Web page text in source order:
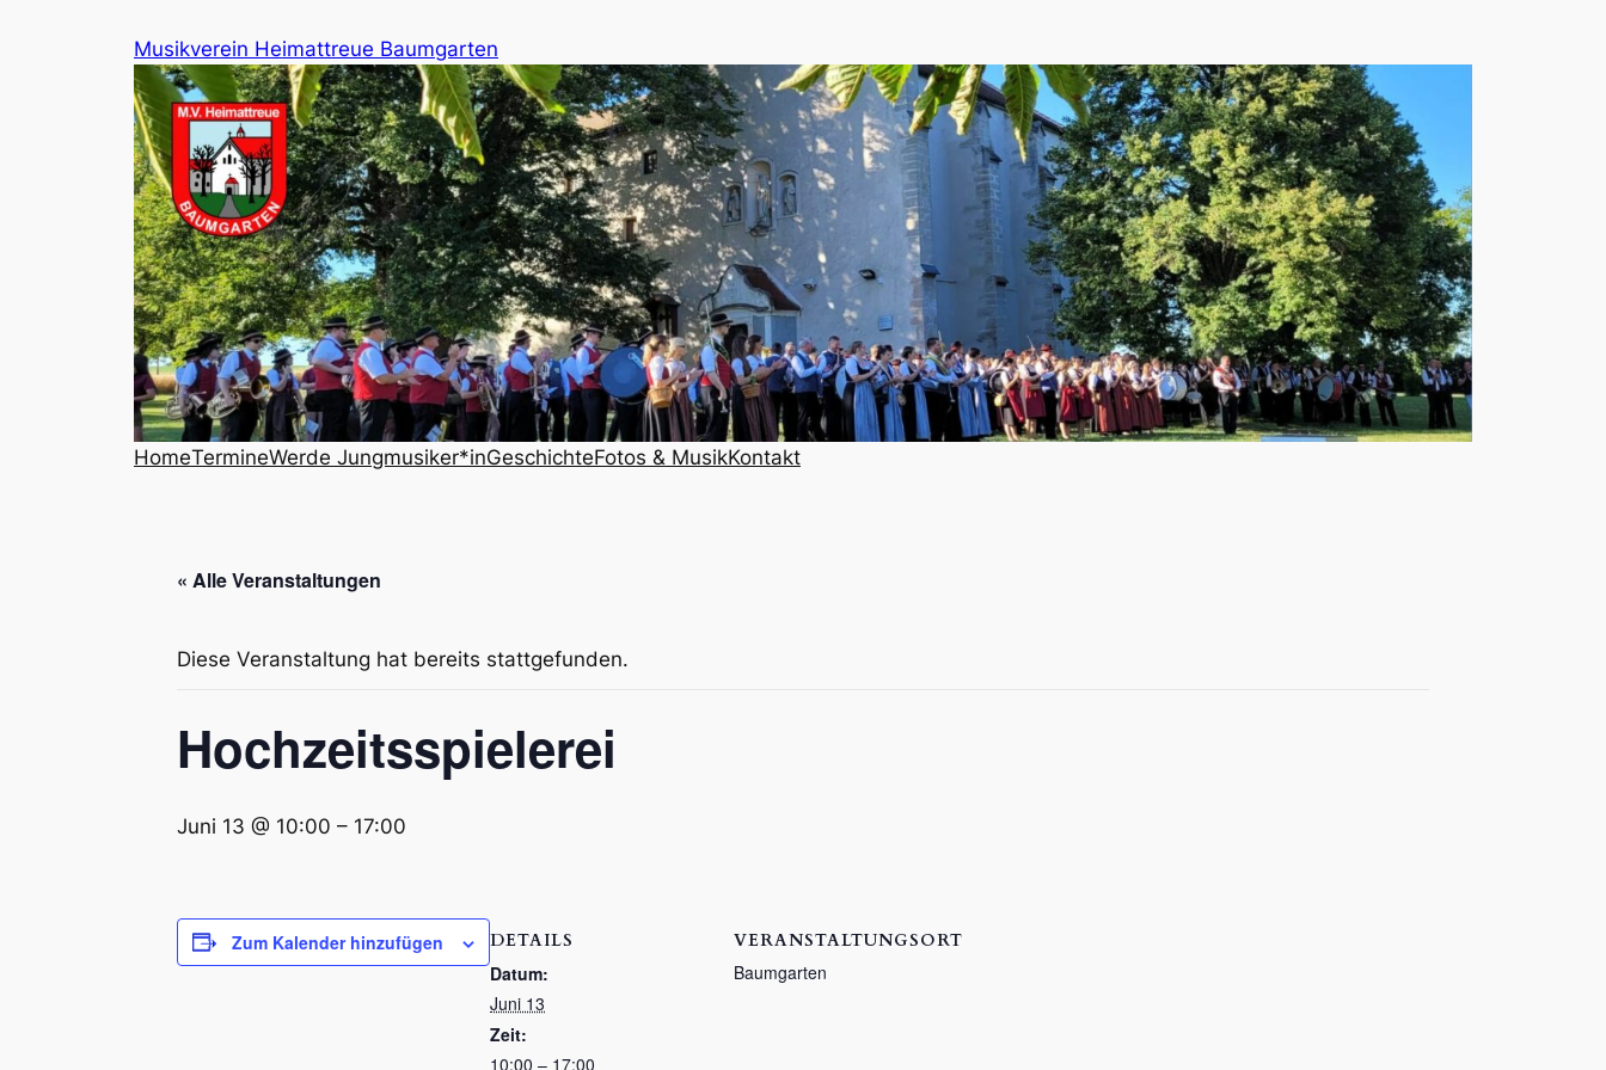
Musikverein Heimattreue Baumgarten
HomeTermineWerde Jungmusiker*inGeschichteFotos & MusikKontakt
« Alle Veranstaltungen
Diese Veranstaltung hat bereits stattgefunden.
Hochzeitsspielerei
Juni 13 @ 10:00 – 17:00
Zum Kalender hinzufügen DETAILS
Datum:
Juni 13
Zeit:
10:00 – 17:00
VERANSTALTUNGSORT
Baumgarten